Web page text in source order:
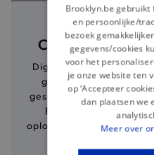
CADEAUBON
Digitaal via mail, zelf
geprint of in een
geschenkverpakking.
Een last-minute
oplossing én altijd een
Brooklyn.be
en persoonlijke/
bezoek
gegevens/cookies
voor het
je onze website ten
op ‘Accepteer
dan plaatsen we
Meer over